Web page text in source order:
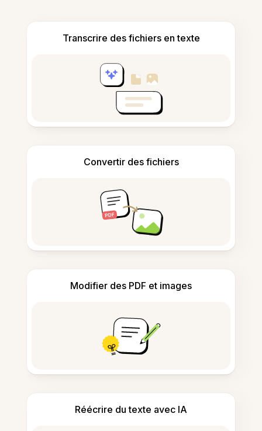
Transcrire des fichiers en texte
Convertir des fichiers
Modifier des PDF et images
Réécrire du texte avec IA